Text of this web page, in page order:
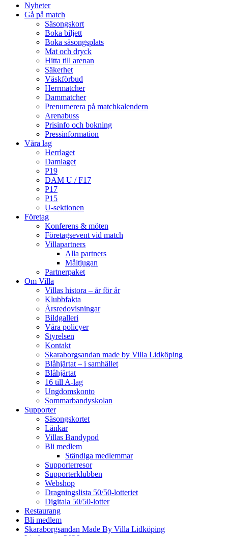
Nyheter
Gå på match
Säsongskort
Boka biljett
Boka säsongsplats
Mat och dryck
Hitta till arenan
Säkerhet
Väskförbud
Herrmatcher
Dammatcher
Prenumerera på matchkalendern
Arenabuss
Prisinfo och bokning
Pressinformation
Våra lag
Herrlaget
Damlaget
P19
DAM U / F17
P17
P15
U-sektionen
Företag
Konferens & möten
Företagsevent vid match
Villapartners
Alla partners
Måltjugan
Partnerpaket
Om Villa
Villas histora – år för år
Klubbfakta
Årsredovisningar
Bildgalleri
Våra policyer
Styrelsen
Kontakt
Skaraborgsandan made by Villa Lidköping
Blåhjärtat – i samhället
Blåhjärtat
16 till A-lag
Ungdomskonto
Sommarbandyskolan
Supporter
Säsongskortet
Länkar
Villas Bandypod
Bli medlem
Ständiga medlemmar
Supporterresor
Supporterklubben
Webshop
Dragningslista 50/50-lotteriet
Digitala 50/50-lotter
Restaurang
Bli medlem
Skaraborgsandan Made By Villa Lidköping